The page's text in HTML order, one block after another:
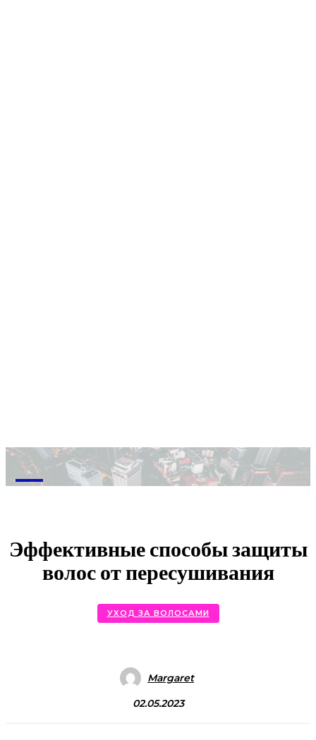
M
Эффективные способы защиты
волос от пересушивания
УХОД ЗА ВОЛОСАМИ
Margaret
02.05.2023